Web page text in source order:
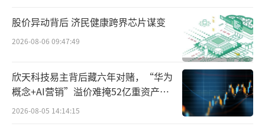
影响。2022—2024年，薇诺娜营收分别为48.8
5亿元、51.92亿元和49.09亿元，同比增速分别
为24.60%、6.28%与-5.45%，增长动力持续放
缓。2025年上半年，薇诺娜实现营收19.5亿
元，同比下降18.38%。而与之相伴随的是，近
年来贝泰妮整体业绩增长的放缓甚至下滑。
股价异动背后 济民健康跨界芯片谋变
2026-08-06 09:47:49
欣天科技易主背后藏六年对赌，“华为
概念+AI营销”溢价难掩52亿重资产考
验
2026-08-05 14:14:15